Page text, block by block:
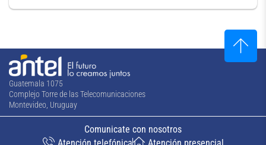
Guatemala 1075
Complejo Torre de las Telecomunicaciones
Montevideo, Uruguay
Comunicate con nosotros